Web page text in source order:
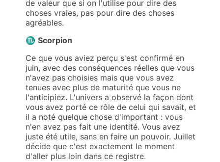
de valeur que si on l'utilise pour dire des
choses vraies, pas pour dire des choses
agréables.
♏ Scorpion
Ce que vous aviez perçu s'est confirmé en
juin, avec des conséquences réelles que vous
n'avez pas choisies mais que vous avez
tenues avec plus de maturité que vous ne
l'anticipiez. L'univers a observé la façon dont
vous avez porté ce rôle de celui qui savait, et
il a noté quelque chose d'important : vous
n'en avez pas fait une identité. Vous avez
juste été utile, sans en faire un pouvoir. Juillet
décide que c'est exactement le moment
d'aller plus loin dans ce registre.